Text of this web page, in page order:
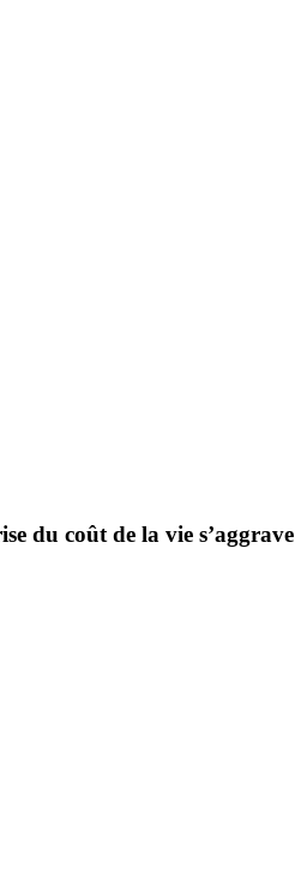
du coût de la vie s’aggrave